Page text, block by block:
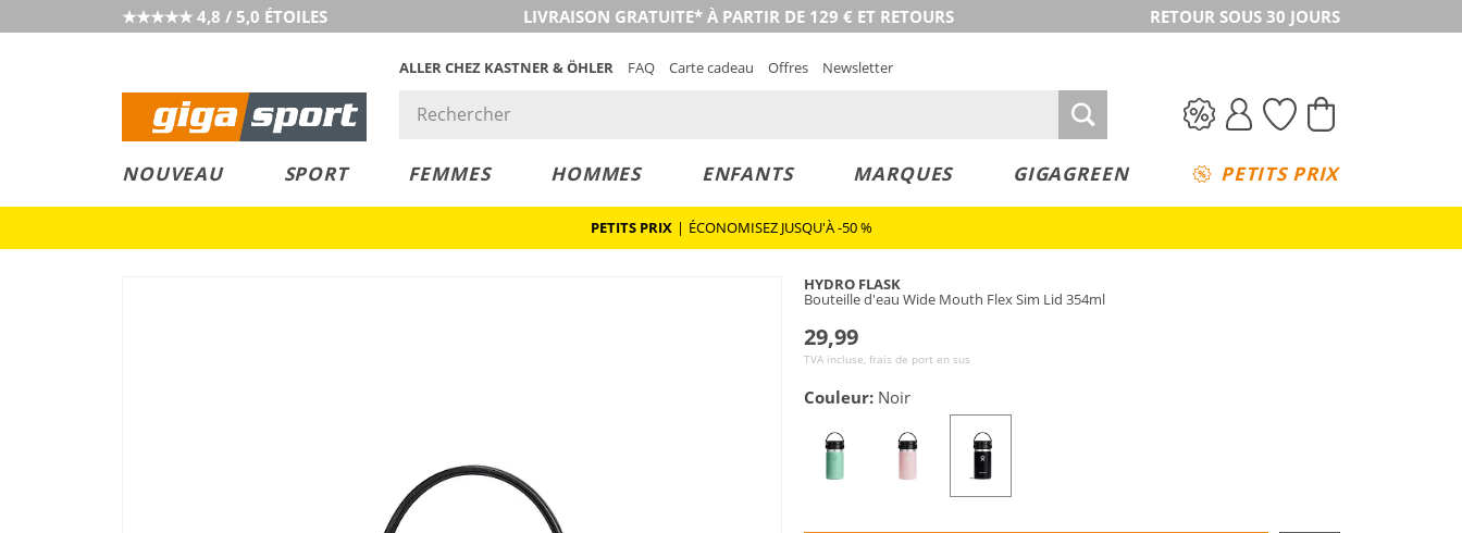
★★★★★ 4,8 / 5,0 ÉTOILES LIVRAISON GRATUITE* À PARTIR DE 129 € ET RETOURS RETOUR SOUS 30 JOURS
ALLER CHEZ KASTNER & ÖHLER FAQ Carte cadeau Offres Newsletter
NOUVEAU SPORT FEMMES HOMMES ENFANTS MARQUES GIGAGREEN PETITS PRIX
PETITS PRIX | ÉCONOMISEZ JUSQU'À -50 %
HYDRO FLASK
Bouteille d'eau Wide Mouth Flex Sim Lid 354ml
29,99
TVA incluse, frais de port en sus
Couleur: Noir